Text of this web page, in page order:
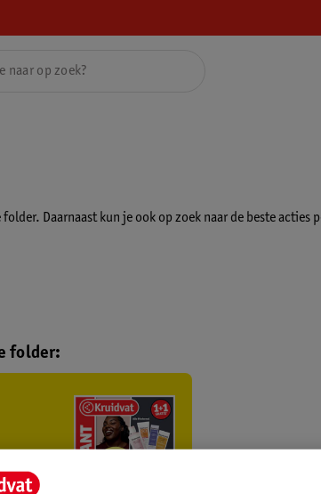
Daarnaast kun je ook op zoek naar de beste acties
folder: